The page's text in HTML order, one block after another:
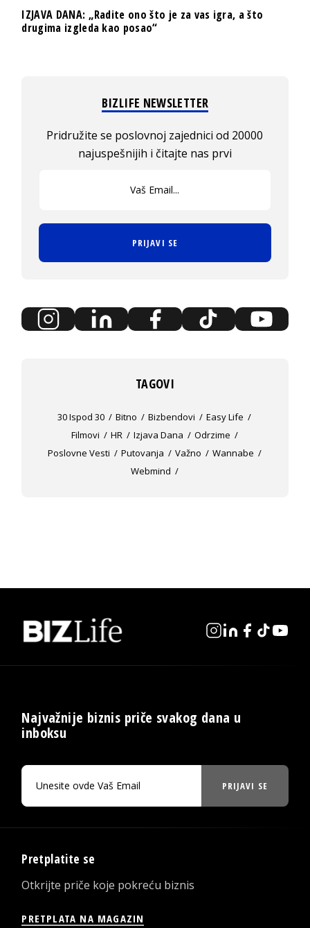
IZJAVA DANA: „Radite ono što je za vas igra, a što
drugima izgleda kao posao“
BIZLIFE NEWSLETTER
Pridružite se poslovnoj zajednici od 20000
najuspešnijih i čitajte nas prvi
PRIJAVI SE
TAGOVI
30 Ispod 30 Bitno Bizbendovi
Easy Life
Filmovi
HR Izjava Dana
Odrzime
Poslovne Vesti
Putovanja Važno
Wannabe
Webmind
Najvažnije biznis priče svakog dana u
inboksu
PRIJAVI SE
Pretplatite se
Otkrijte priče koje pokreću biznis
PRETPLATA NA MAGAZIN